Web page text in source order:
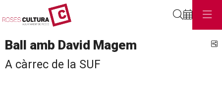
Ball amb David Magem
A càrrec de la SUF